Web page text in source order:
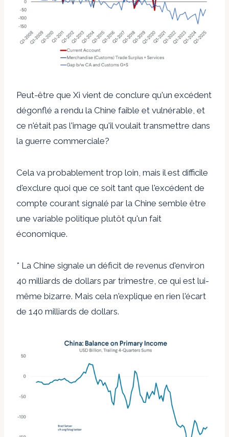
Peut-être que Xi vient de conclure qu'un excédent
dégonflé a rendu la Chine faible et vulnérable, et
ce n'était pas l'image qu'il voulait transmettre dans
la guerre commerciale?
Cela va probablement trop loin, mais il est difficile
d'exclure quoi que ce soit tant que l'excédent de
compte courant signalé par la Chine semble être
une variable politique plutôt qu'un fait
économique.
* La Chine signale un déficit de revenus d'environ
40 milliards de dollars par trimestre, ce qui est lui-
même bizarre. Mais cela n'explique en rien l'écart
de 140 milliards de dollars.